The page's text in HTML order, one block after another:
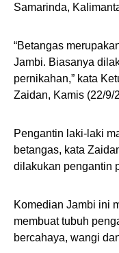
Samarinda,
“Betangas
Jambi. Biasanya
pernikahan,” kata
Zaidan, Kamis (22/9/
Pengantin laki-laki
betangas, kata
dilakukan pengantin
Komedian Jambi ini
membuat tubuh
bercahaya, wangi